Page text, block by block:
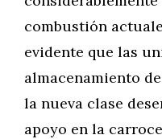
combustión
evidente que las
almacenamiento
la nueva clase
apoyo en la